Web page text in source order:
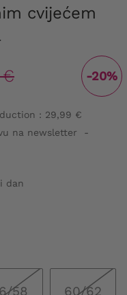
cvijećem
€ -20%
: 29,99 €
na newsletter -
dan
58 60/62